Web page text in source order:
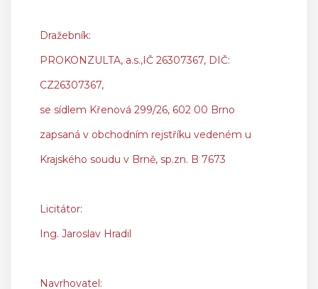
Dražebník:
PROKONZULTA, a.s.,IČ 26307367, DIČ:
CZ26307367,
se sídlem Křenová 299/26, 602 00 Brno
zapsaná v obchodním rejstříku vedeném u
Krajského soudu v Brně, sp.zn. B 7673
Licitátor:
Ing. Jaroslav Hradil
Navrhovatel: